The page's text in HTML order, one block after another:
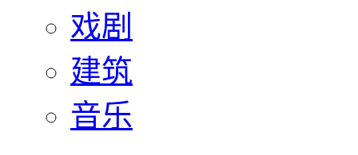
戏剧
建筑
音乐